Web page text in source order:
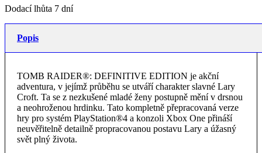
Dodací lhůta 7 dní
Popis
TOMB RAIDER®: DEFINITIVE EDITION je akční
adventura, v jejímž průběhu se utváří charakter slavné Lary
Croft. Ta se z nezkušené mladé ženy postupně mění v drsnou
a neohroženou hrdinku. Tato kompletně přepracovaná verze
hry pro systém PlayStation®4 a konzoli Xbox One přináší
neuvěřitelně detailně propracovanou postavu Lary a úžasný
svět plný života.